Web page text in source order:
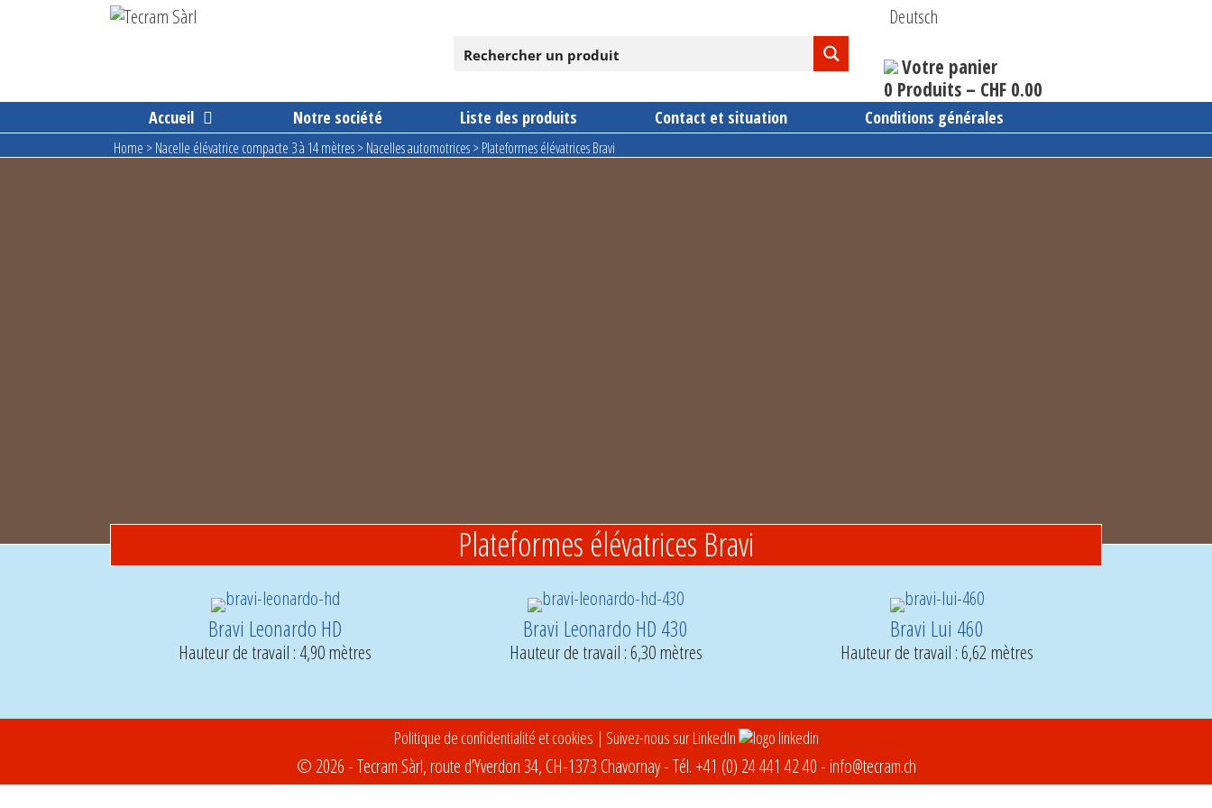
Deutsch
Votre panier
0 Produits – CHF 0.00
Accueil Notre société Liste des produits Contact et situation Conditions générales
Home >Nacelle élévatrice compacte 3 à 14 mètres>Nacelles automotrices>Plateformes élévatrices Bravi
Plateformes élévatrices Bravi
Bravi Leonardo HD
Hauteur de travail : 4,90 mètres
Bravi Leonardo HD 430
Hauteur de travail : 6,30 mètres
Bravi Lui 460
Hauteur de travail : 6,62 mètres
Politique de confidentialité et cookies | Suivez-nous sur LinkedIn
© 2026 - Tecram Sàrl, route d’Yverdon 34, CH-1373 Chavornay - Tél. +41 (0) 24 441 42 40 - info@tecram.ch